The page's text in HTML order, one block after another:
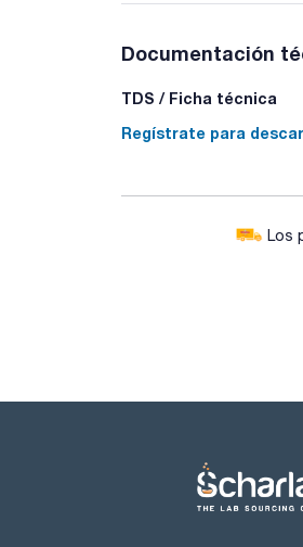
Documentación
TDS / Ficha técnica
Regístrate para
Los